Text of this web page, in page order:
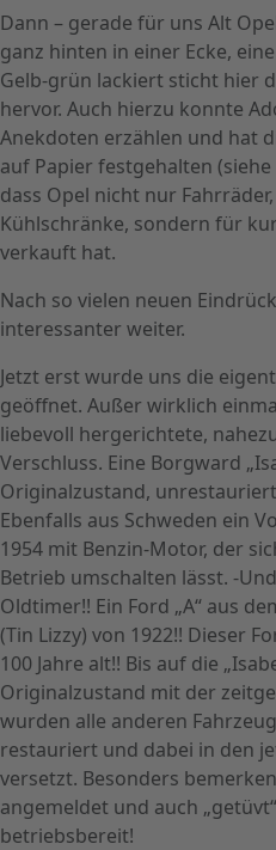
Dann – gerade für uns Alt
ganz hinten in einer Ecke,
Gelb-grün lackiert sticht hier
hervor. Auch hierzu konnte
Anekdoten erzählen und hat
auf Papier festgehalten
dass Opel nicht nur
Kühlschränke, sondern für
verkauft hat.
Nach so vielen neuen
interessanter weiter.
Jetzt erst wurde uns die
geöffnet. Außer wirklich
liebevoll hergerichtete,
Verschluss. Eine Borgward
Originalzustand,
Ebenfalls aus Schweden ein
1954 mit Benzin-Motor, der
Betrieb umschalten lässt. -
Oldtimer!! Ein Ford „A“ aus
(Tin Lizzy) von 1922!! Dieser
100 Jahre alt!! Bis auf die
Originalzustand mit der
wurden alle anderen
restauriert und dabei in den
versetzt. Besonders
angemeldet und auch
betriebsbereit!